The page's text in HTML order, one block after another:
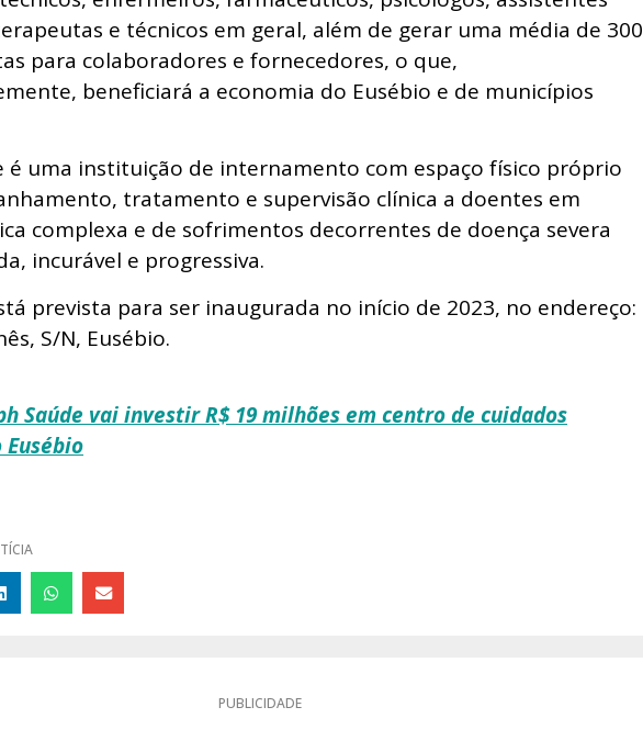
e técnicos em geral, além de gerar uma média de 300
para colaboradores e fornecedores, o que,
beneficiará a economia do Eusébio e de municípios
é uma instituição de internamento com espaço físico próprio
tratamento e supervisão clínica a doentes em
complexa e de sofrimentos decorrentes de doença severa
incurável e progressiva.
prevista para ser inaugurada no início de 2023, no endereço:
S/N, Eusébio.
Saúde vai investir R$ 19 milhões em centro de cuidados
PUBLICIDADE